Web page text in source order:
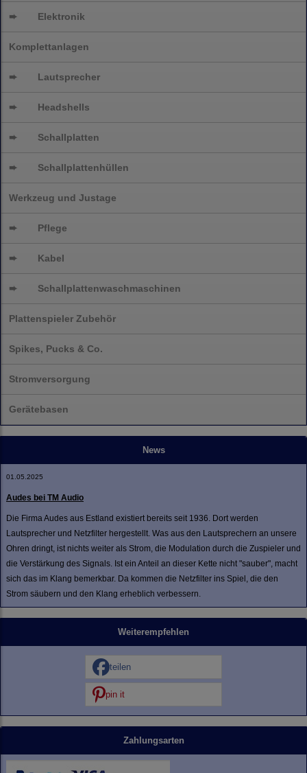
➨ Elektronik
Komplettanlagen
➨ Lautsprecher
➨ Headshells
➨ Schallplatten
➨ Schallplattenhüllen
Werkzeug und Justage
➨ Pflege
➨ Kabel
➨ Schallplattenwaschmaschinen
Plattenspieler Zubehör
Spikes, Pucks & Co.
Stromversorgung
Gerätebasen
News
01.05.2025
Audes bei TM Audio
Die Firma Audes aus Estland existiert bereits seit 1936. Dort werden
Lautsprecher und Netzfilter hergestellt. Was aus den Lautsprechern an unsere
Ohren dringt, ist nichts weiter als Strom, die Modulation durch die Zuspieler und
die Verstärkung des Signals. Ist ein Anteil an dieser Kette nicht "sauber", macht
sich das im Klang bemerkbar. Da kommen die Netzfilter ins Spiel, die den
Strom säubern und den Klang erheblich verbessern.
Weiterempfehlen
teilen
pin it
Zahlungsarten